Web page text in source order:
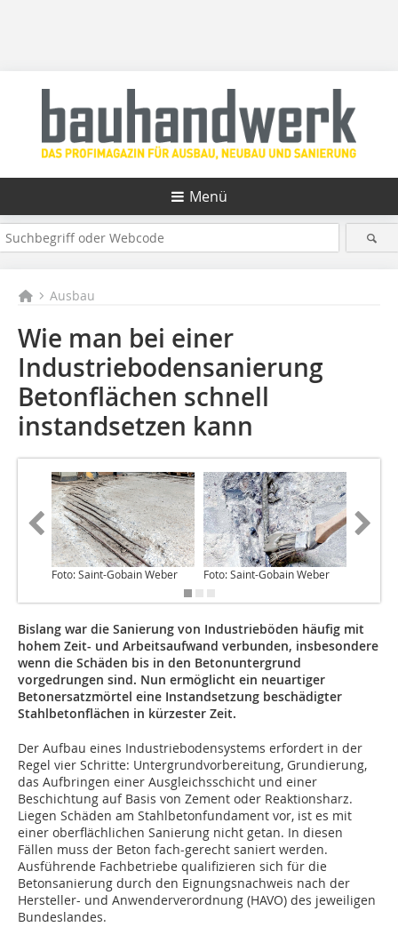
Menü
Ausbau
Wie man bei einer
Industriebodensanierung
Betonflächen schnell
instandsetzen kann
Foto: Saint-Gobain Weber Foto: Saint-Gobain Weber
Bislang war die Sanierung von Industrieböden häufig mit
hohem Zeit- und Arbeitsaufwand verbunden, insbesondere
wenn die Schäden bis in den Betonuntergrund
vorgedrungen sind. Nun ermöglicht ein neuartiger
Betonersatzmörtel eine Instandsetzung beschädigter
Stahlbetonflächen in kürzester Zeit.
Der Aufbau eines Industriebodensystems erfordert in der
Regel vier Schritte: Untergrundvorbereitung, Grundierung,
das Aufbringen einer Ausgleichsschicht und einer
Beschichtung auf Basis von Zement oder Reaktionsharz.
Liegen Schäden am Stahlbetonfundament vor, ist es mit
einer oberflächlichen Sanierung nicht getan. In diesen
Fällen muss der Beton fach-gerecht saniert werden.
Ausführende Fachbetriebe qualifizieren sich für die
Betonsanierung durch den Eignungsnachweis nach der
Hersteller- und Anwenderverordnung (HAVO) des jeweiligen
Bundeslandes.